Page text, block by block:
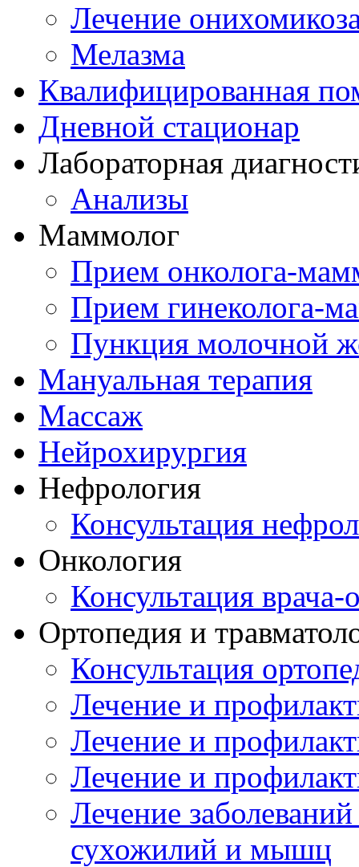
Лечение
Мелазма
Квалифицированная
Дневной стационар
Лабораторная
Анализы
Маммолог
Прием онколога-
Прием гинеколога-
Пункция молочной
Мануальная терапия
Массаж
Нейрохирургия
Нефрология
Консультация
Онкология
Консультация врача-
Ортопедия и
Консультация
Лечение и
Лечение и
Лечение и
Лечение
сухожилий и мышц